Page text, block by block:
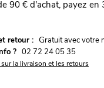
90 € d'achat, payez en
retour : Gratuit avec votre
? 02 72 24 05 35
la livraison et les retours